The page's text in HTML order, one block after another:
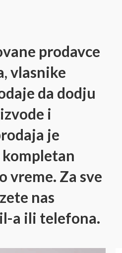
prodavce
vlasnike
da dodju
i
je
kompletan
vreme. Za sve
nas
a ili telefona.